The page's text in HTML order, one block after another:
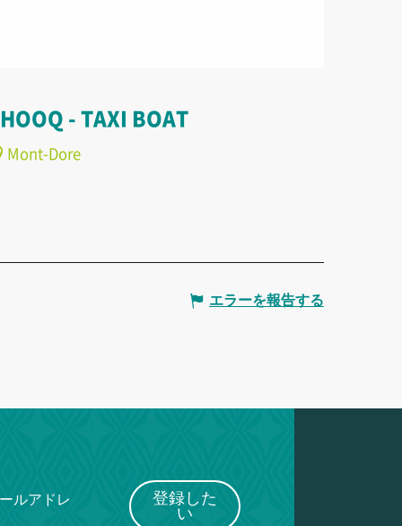
- TAXI BOAT
Mont-Dore
エラーを報告する
ルアドレ
登録した
い